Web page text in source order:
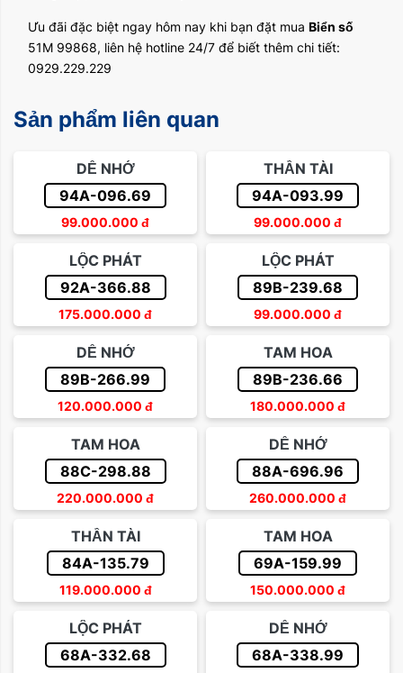
Ưu đãi đặc biệt ngay hôm nay khi bạn đặt mua Biển số
51M 99868, liên hệ hotline 24/7 để biết thêm chi tiết:
0929.229.229
Sản phẩm liên quan
DỄ NHỚ
94A-096.69
99.000.000 đ
THẦN TÀI
94A-093.99
99.000.000 đ
LỘC PHÁT
92A-366.88
175.000.000 đ
LỘC PHÁT
89B-239.68
99.000.000 đ
DỄ NHỚ
89B-266.99
120.000.000 đ
TAM HOA
89B-236.66
180.000.000 đ
TAM HOA
88C-298.88
220.000.000 đ
DỄ NHỚ
88A-696.96
260.000.000 đ
THẦN TÀI
84A-135.79
119.000.000 đ
TAM HOA
69A-159.99
150.000.000 đ
LỘC PHÁT
68A-332.68
DỄ NHỚ
68A-338.99